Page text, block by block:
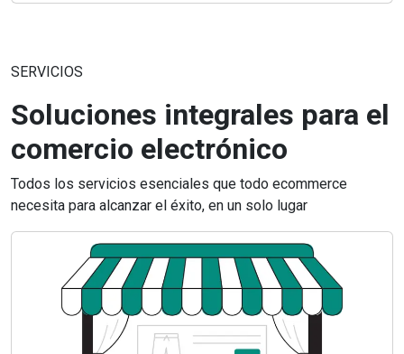
SERVICIOS
Soluciones integrales para el
comercio electrónico
Todos los servicios esenciales que todo ecommerce
necesita para alcanzar el éxito, en un solo lugar